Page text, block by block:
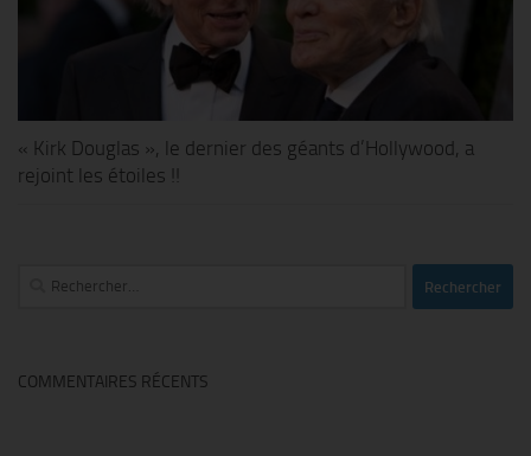
« Kirk Douglas », le dernier des géants d’Hollywood, a
rejoint les étoiles !!
Rechercher :
COMMENTAIRES RÉCENTS